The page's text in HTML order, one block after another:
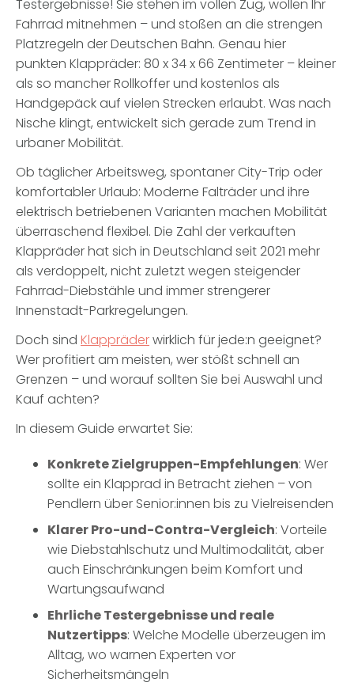
Testergebnisse! Sie stehen im vollen Zug, wollen Ihr
Fahrrad mitnehmen – und stoßen an die strengen
Platzregeln der Deutschen Bahn. Genau hier
punkten Klappräder: 80 x 34 x 66 Zentimeter – kleiner
als so mancher Rollkoffer und kostenlos als
Handgepäck auf vielen Strecken erlaubt. Was nach
Nische klingt, entwickelt sich gerade zum Trend in
urbaner Mobilität.
Ob täglicher Arbeitsweg, spontaner City-Trip oder
komfortabler Urlaub: Moderne Falträder und ihre
elektrisch betriebenen Varianten machen Mobilität
überraschend flexibel. Die Zahl der verkauften
Klappräder hat sich in Deutschland seit 2021 mehr
als verdoppelt, nicht zuletzt wegen steigender
Fahrrad-Diebstähle und immer strengerer
Innenstadt-Parkregelungen.
Doch sind Klappräderwirklich für jede:n geeignet?
Wer profitiert am meisten, wer stößt schnell an
Grenzen – und worauf sollten Sie bei Auswahl und
Kauf achten?
In diesem Guide erwartet Sie:
Konkrete Zielgruppen-Empfehlungen: Wer
sollte ein Klapprad in Betracht ziehen – von
Pendlern über Senior:innen bis zu Vielreisenden
Klarer Pro-und-Contra-Vergleich: Vorteile
wie Diebstahlschutz und Multimodalität, aber
auch Einschränkungen beim Komfort und
Wartungsaufwand
Ehrliche Testergebnisse und reale
Nutzertipps: Welche Modelle überzeugen im
Alltag, wo warnen Experten vor
Sicherheitsmängeln